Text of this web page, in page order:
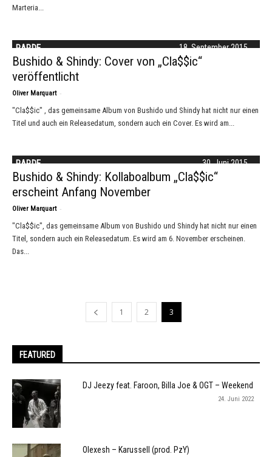
Marteria...
18. September 2015
RAP.DE
Bushido & Shindy: Cover von „Cla$$ic“
veröffentlicht
Oliver Marquart -
"Cla$$ic" , das gemeinsame Album von Bushido und Shindy hat nicht nur einen
Titel und auch ein Releasedatum, sondern auch ein Cover. Es wird am...
30. Juni 2015
RAP.DE
Bushido & Shindy: Kollaboalbum „Cla$$ic“
erscheint Anfang November
Oliver Marquart -
"Cla$$ic", das gemeinsame Album von Bushido und Shindy hat nicht nur einen
Titel, sondern auch ein Releasedatum. Es wird am 6. November erscheinen.
Das...
1 2 3
FEATURED
DJ Jeezy feat. Faroon, Billa Joe & OGT – Weekend
24. Juni 2022
Olexesh – Karussell (prod. PzY)